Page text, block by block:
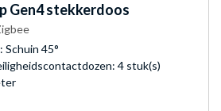
Gen4 stekkerdoos
45°
4 stuk(s)